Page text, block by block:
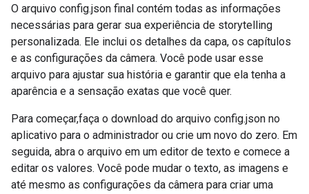
O arquivo config.json final contém todas as informações
necessárias para gerar sua experiência de storytelling
personalizada. Ele inclui os detalhes da capa, os capítulos
e as configurações da câmera. Você pode usar esse
arquivo para ajustar sua história e garantir que ela tenha a
aparência e a sensação exatas que você quer.
Para começar,faça o download do arquivo config.json no
aplicativo para o administrador ou crie um novo do zero. Em
seguida, abra o arquivo em um editor de texto e comece a
editar os valores. Você pode mudar o texto, as imagens e
até mesmo as configurações da câmera para criar uma